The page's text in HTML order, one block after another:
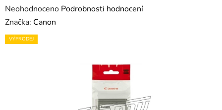
Průměrné
hodnocení
produktu
Neohodnoceno Podrobnosti hodnocení
Značka: Canon
VÝPRODEJ